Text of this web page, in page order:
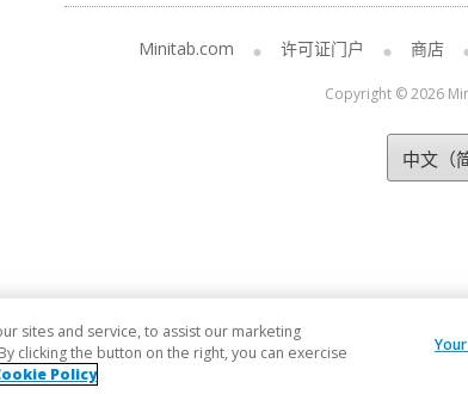
Minitab.com 许可证门户 商店
Copyright © 2026
sites and service, to assist our marketing
clicking the button on the right, you can exercise
Policy